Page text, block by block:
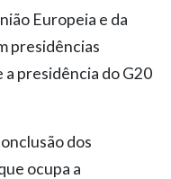
Europeia e da
presidências
a presidência do G20
dos
ocupa a